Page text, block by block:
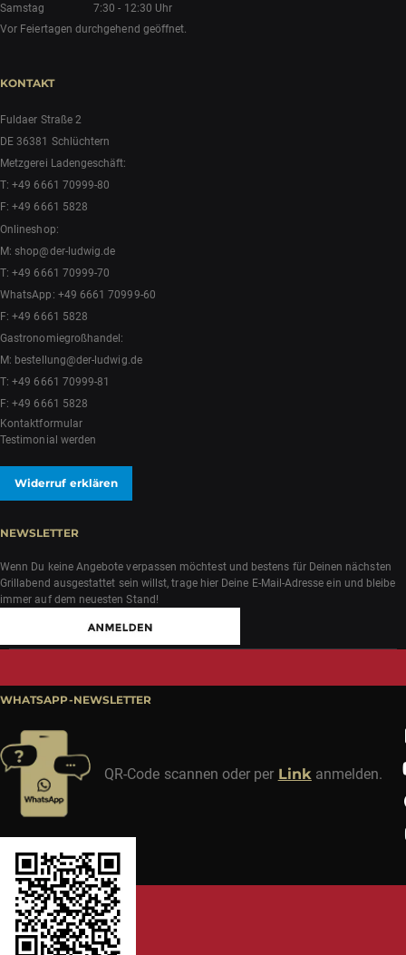
Samstag
7:30 - 12:30 Uhr
Vor Feiertagen durchgehend geöffnet.
KONTAKT
Fuldaer Straße 2
DE 36381 Schlüchtern
Metzgerei Ladengeschäft:
T:+49 6661 70999-80
F: +49 6661 5828
Onlineshop:
M:shop@der-ludwig.de
T:+49 6661 70999-70
WhatsApp: +49 6661 70999-60
F: +49 6661 5828
Gastronomiegroßhandel:
M: bestellung@der-ludwig.de
T:+49 6661 70999-81
F: +49 6661 5828
Kontaktformular
Testimonial werden
Widerruf erklären
NEWSLETTER
Wenn Du keine Angebote verpassen möchtest und bestens für Deinen nächsten
Grillabend ausgestattet sein willst, trage hier Deine E-Mail-Adresse ein und bleibe
immer auf dem neuesten Stand!
WHATSAPP-NEWSLETTER
QR-Code scannen oder per Link anmelden.